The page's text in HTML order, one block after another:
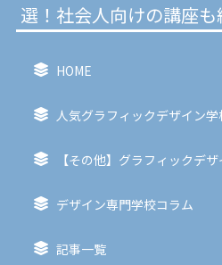
選！社会人向けの講座も
HOME
人気グラフィックデザイン
【その他】グラフィックデ
デザイン専門学校コラム
記事一覧